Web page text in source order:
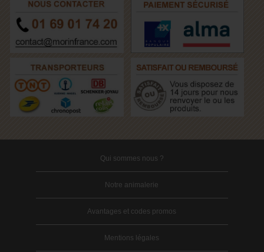
Qui sommes nous ?
Notre animalerie
Avantages et codes promos
Mentions légales